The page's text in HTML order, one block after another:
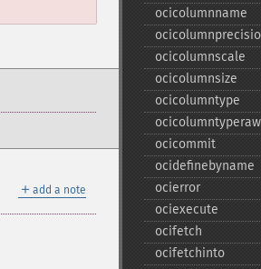
＋ add a note
ocicolumnname
ocicolumnscale
ocicolumnsize
ocicolumntype
ocicolumntyperaw
ocicommit
ocidefinebyname
ocierror
ociexecute
ocifetch
ocifetchinto